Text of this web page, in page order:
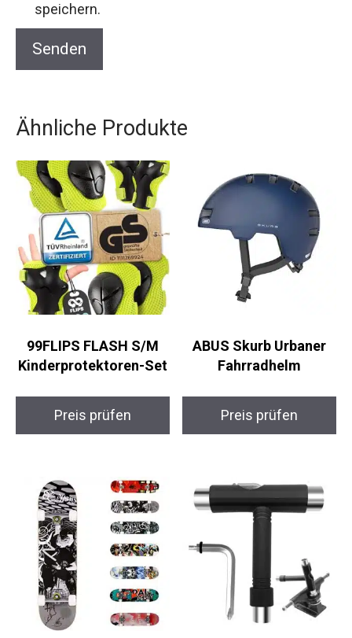
speichern.
Ähnliche Produkte
99FLIPS FLASH S/M
Kinderprotektoren-Set
Preis prüfen
ABUS Skurb Urbaner
Fahrradhelm
Preis prüfen